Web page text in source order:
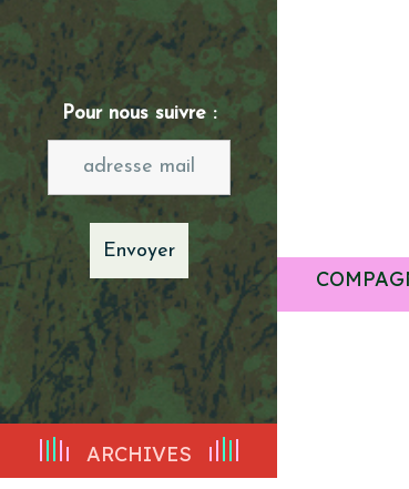
Pour nous suivre :
ARCHIVES